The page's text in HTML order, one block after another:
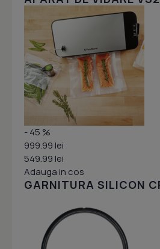
- 45 %
999.99 lei
549.99 lei
Adauga in cos
GARNITURA SILICON